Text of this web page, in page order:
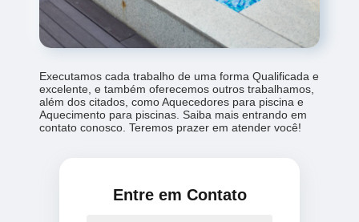
Executamos cada trabalho de uma forma Qualificada e
excelente, e também oferecemos outros trabalhamos,
além dos citados, como Aquecedores para piscina e
Aquecimento para piscinas. Saiba mais entrando em
contato conosco. Teremos prazer em atender você!
Entre em Contato